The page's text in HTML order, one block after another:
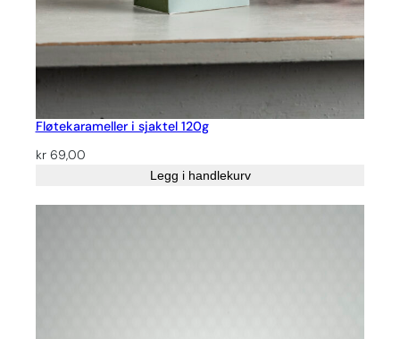
Fløtekarameller i sjaktel 120g
kr69,00
Legg i handlekurv